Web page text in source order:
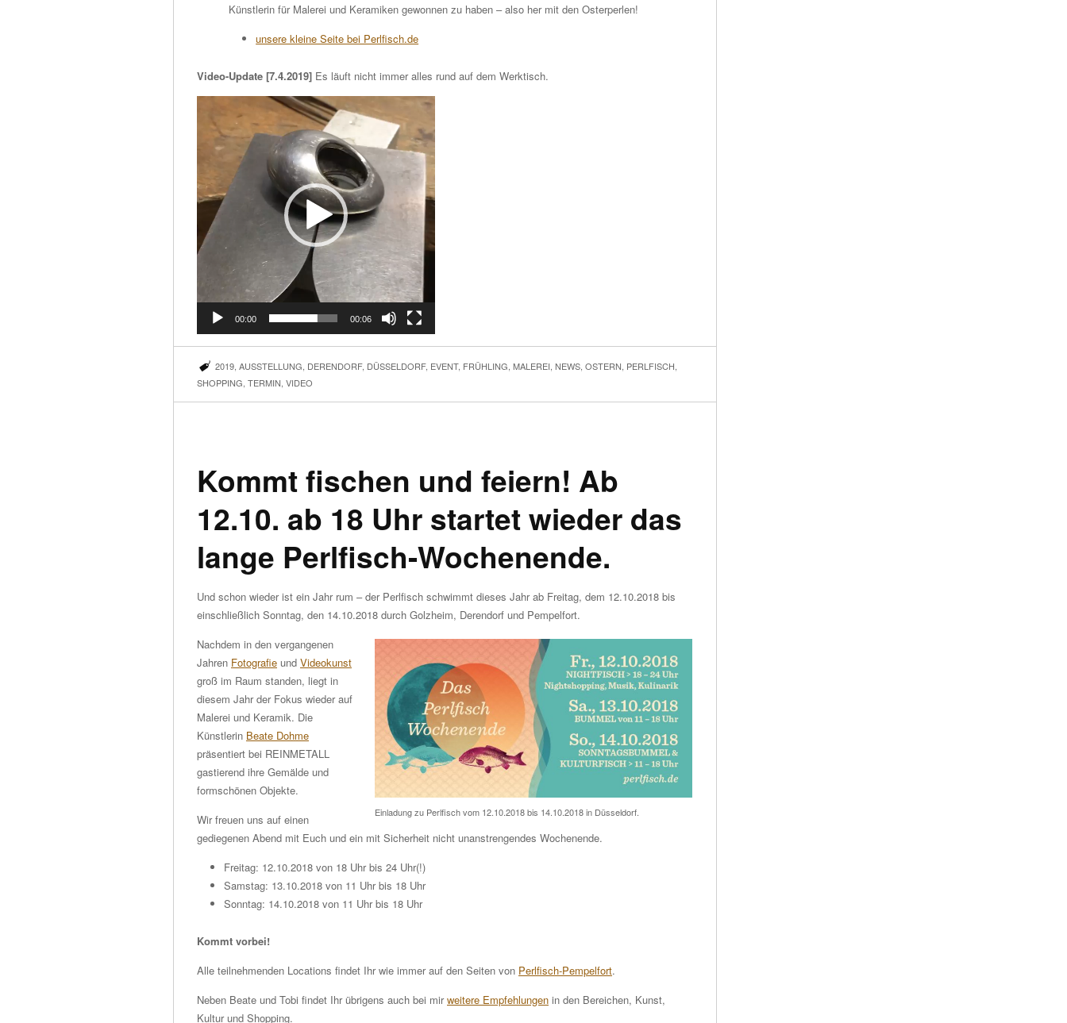
Künstlerin für Malerei und Keramiken gewonnen zu haben – also her mit den Osterperlen!
unsere kleine Seite bei Perlfisch.de
Video-Update [7.4.2019] Es läuft nicht immer alles rund auf dem Werktisch.
Player
00:00 00:06
2019, AUSSTELLUNG DERENDORF, DÜSSELDORF, EVENT, FRÜHLING MALEREI NEWS, OSTERN PERLFISCH
SHOPPING TERMIN VIDEO
Kommt fischen und feiern! Ab
12.10. ab 18 Uhr startet wieder das
lange Perlfisch-Wochenende.
Und schon wieder ist ein Jahr rum – der Perlfisch schwimmt dieses Jahr ab Freitag, dem 12.10.2018 bis
einschließlich Sonntag, den 14.10.2018 durch Golzheim, Derendorf und Pempelfort.
Einladung zu Perlfisch vom 12.10.2018 bis 14.10.2018 in Düsseldorf.
Nachdem in den vergangenen
Jahren Fotografie und Videokunst
groß im Raum standen, liegt in
diesem Jahr der Fokus wieder auf
Malerei und Keramik. Die
Künstlerin Beate Dohme
präsentiert bei REINMETALL
gastierend ihre Gemälde und
formschönen Objekte.
Wir freuen uns auf einen
gediegenen Abend mit Euch und ein mit Sicherheit nicht unanstrengendes Wochenende.
Freitag: 12.10.2018 von 18 Uhr bis 24 Uhr(!)
Samstag: 13.10.2018 von 11 Uhr bis 18 Uhr
Sonntag: 14.10.2018 von 11 Uhr bis 18 Uhr
Kommt vorbei!
Alle teilnehmenden Locations findet Ihr wie immer auf den Seiten von Perlfisch-Pempelfort.
Neben Beate und Tobi findet Ihr übrigens auch bei mirweitere Empfehlungen in den Bereichen, Kunst,
Kultur und Shopping.